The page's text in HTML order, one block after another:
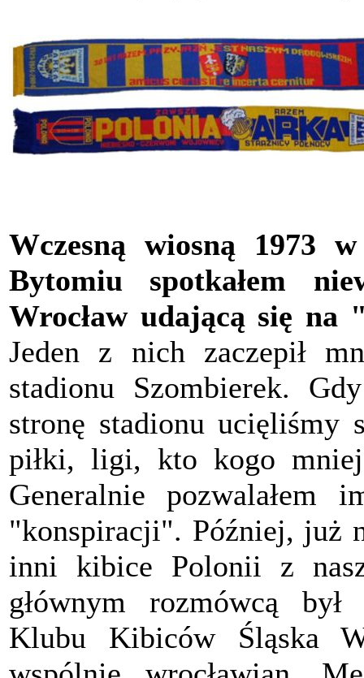
Wczesną wiosną 1973
Bytomiu spotkałem
Wrocław udającą się
Jeden z nich zaczepił
stadionu Szombierek.
stronę stadionu ucięliśmy
piłki, ligi, kto kogo
Generalnie pozwalałem
"konspiracji". Później, już
inni kibice Polonii z
głównym rozmówcą był
Klubu Kibiców Śląska